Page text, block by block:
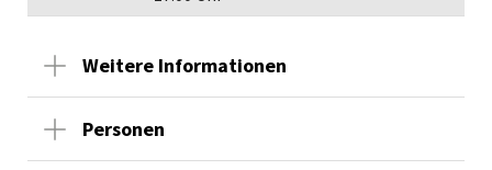
Weitere Informationen
Personen